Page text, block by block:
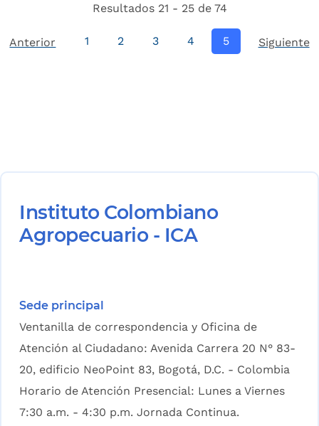
Resultados 21 - 25 de 74
Anterior 1 2 3 4 5 Siguiente
Instituto Colombiano
Agropecuario - ICA
Sede principal
Ventanilla de correspondencia y Oficina de
Atención al Ciudadano: Avenida Carrera 20 N° 83-
20, edificio NeoPoint 83, Bogotá, D.C. - Colombia
Horario de Atención Presencial: Lunes a Viernes
7:30 a.m. - 4:30 p.m. Jornada Continua.